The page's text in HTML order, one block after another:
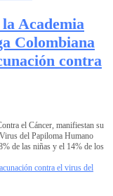
Academia
Colombiana
contra
el Cáncer, manifiestan su
del Papiloma Humano
de las niñas y el 14% de los